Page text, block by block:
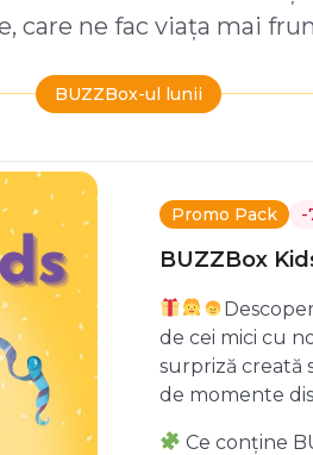
care ne fac viața mai
BUZZBox-ul lunii
Promo Pack -
BUZZBox
de cei mici cu
surpriză creată
de momente
Ce conține